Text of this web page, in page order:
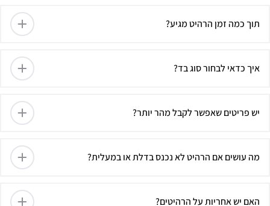
תוך כמה זמן הרהיט מגיע?
איך כדאי לבחור סוג בד?
יש פריטים שאפשר לקבל מהר יותר?
מה עושים אם הרהיט לא נכנס בדלת או במעלית?
האם יש אחריות על הרהיטים?